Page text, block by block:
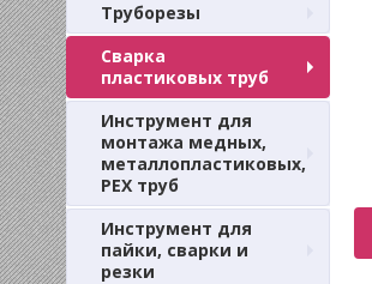
Труборезы
Сварка
пластиковых труб
Инструмент для
монтажа медных,
металлопластиковых,
PEX труб
Инструмент для
пайки, сварки и
резки